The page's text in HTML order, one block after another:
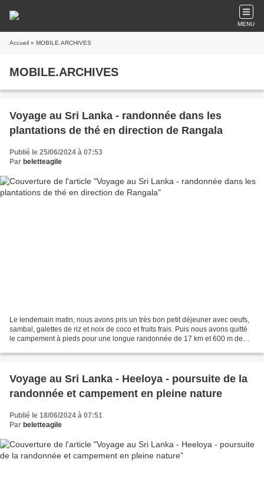
MENU
Accueil » MOBILE.ARCHIVES
MOBILE.ARCHIVES
Voyage au Sri Lanka - randonnée dans les
plantations de thé en direction de Rangala
Publié le 25/06/2024 à 07:53
Par beletteagile
Le lendemain matin, nous avons pris un très bon petit déjeuner avec oeufs,
sambal, galettes de riz et noix de coco et fruits frais. Puis nous avons quitté
le campement à pieds pour une longue randonnée de 17 km et 600 m de
Voyage au Sri Lanka - Heeloya - poursuite de la
randonnée et campement en pleine nature
Publié le 18/06/2024 à 07:51
Par beletteagile